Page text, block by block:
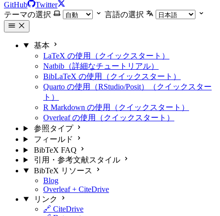
GitHub
Twitter
テーマの選択
言語の選択
基本
LaTeX の使用（クイックスタート）
Natbib（詳細なチュートリアル）
BibLaTeX の使用（クイックスタート）
Quarto の使用（RStudio/Posit）（クイックスター
ト）
R Markdown の使用（クイックスタート）
Overleaf の使用（クイックスタート）
参照タイプ
フィールド
BibTeX FAQ
引用・参考文献スタイル
BibTeX リソース
Blog
Overleaf + CiteDrive
リンク
🔗 CiteDrive